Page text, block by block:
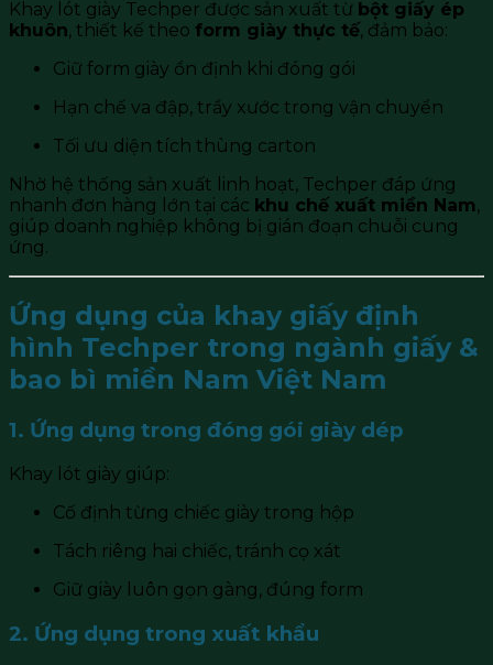
Khay lót giày Techper được sản xuất từ bột giấy ép
khuôn, thiết kế theo form giày thực tế, đảm bảo:
Giữ form giày ổn định khi đóng gói
Hạn chế va đập, trầy xước trong vận chuyển
Tối ưu diện tích thùng carton
Nhờ hệ thống sản xuất linh hoạt, Techper đáp ứng
nhanh đơn hàng lớn tại các khu chế xuất miền Nam,
giúp doanh nghiệp không bị gián đoạn chuỗi cung
ứng.
Ứng dụng của khay giấy định
hình Techper trong ngành giấy &
bao bì miền Nam Việt Nam
1. Ứng dụng trong đóng gói giày dép
Khay lót giày giúp:
Cố định từng chiếc giày trong hộp
Tách riêng hai chiếc, tránh cọ xát
Giữ giày luôn gọn gàng, đúng form
2. Ứng dụng trong xuất khẩu